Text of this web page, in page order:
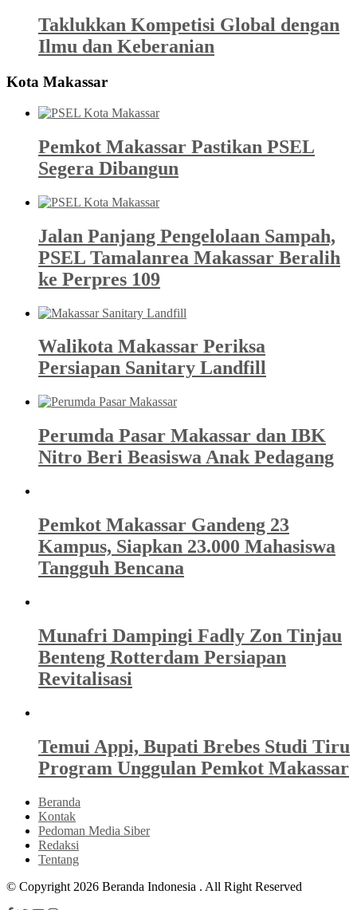
Taklukkan Kompetisi Global dengan
Ilmu dan Keberanian
Kota Makassar
Pemkot Makassar Pastikan PSEL
Segera Dibangun
Jalan Panjang Pengelolaan Sampah,
PSEL Tamalanrea Makassar Beralih
ke Perpres 109
Walikota Makassar Periksa
Persiapan Sanitary Landfill
Perumda Pasar Makassar dan IBK
Nitro Beri Beasiswa Anak Pedagang
Pemkot Makassar Gandeng 23
Kampus, Siapkan 23.000 Mahasiswa
Tangguh Bencana
Munafri Dampingi Fadly Zon Tinjau
Benteng Rotterdam Persiapan
Revitalisasi
Temui Appi, Bupati Brebes Studi Tiru
Program Unggulan Pemkot Makassar
Beranda
Kontak
Pedoman Media Siber
Redaksi
Tentang
© Copyright 2026 Beranda Indonesia . All Right Reserved